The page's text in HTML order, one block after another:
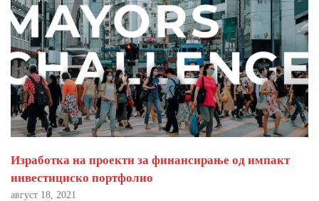
Изработка на проекти за финансирање од импакт
инвестициско портфолио
август 18, 2021